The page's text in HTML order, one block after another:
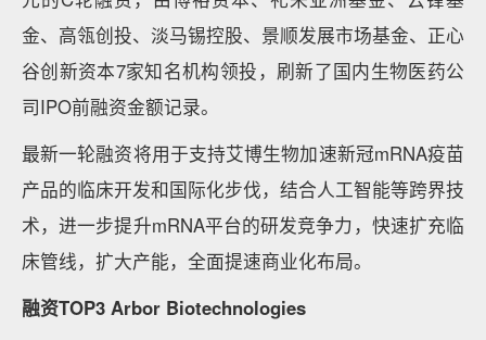
金、高瓴创投、淡马锡控股、景顺发展市场基金、正心
谷创新资本7家知名机构领投，刷新了国内生物医药公
司IPO前融资金额记录。
最新一轮融资将用于支持艾博生物加速新冠mRNA疫苗
产品的临床开发和国际化步伐，结合人工智能等跨界技
术，进一步提升mRNA平台的研发竞争力，快速扩充临
床管线，扩大产能，全面提速商业化布局。
融资TOP3 Arbor Biotechnologies